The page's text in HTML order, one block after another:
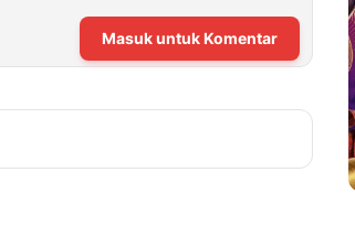
Masuk untuk Komentar